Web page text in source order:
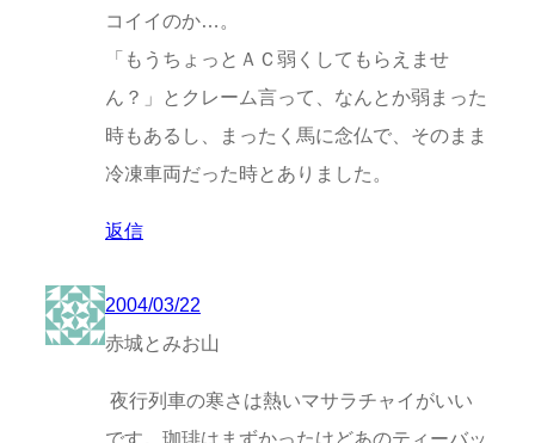
コイイのか…。
「もうちょっとＡＣ弱くしてもらえませ
ん？」とクレーム言って、なんとか弱まった
時もあるし、まったく馬に念仏で、そのまま
冷凍車両だった時とありました。
返信
2004/03/22
赤城とみお山
夜行列車の寒さは熱いマサラチャイがいい
です。珈琲はまずかったけどあのティーバッ